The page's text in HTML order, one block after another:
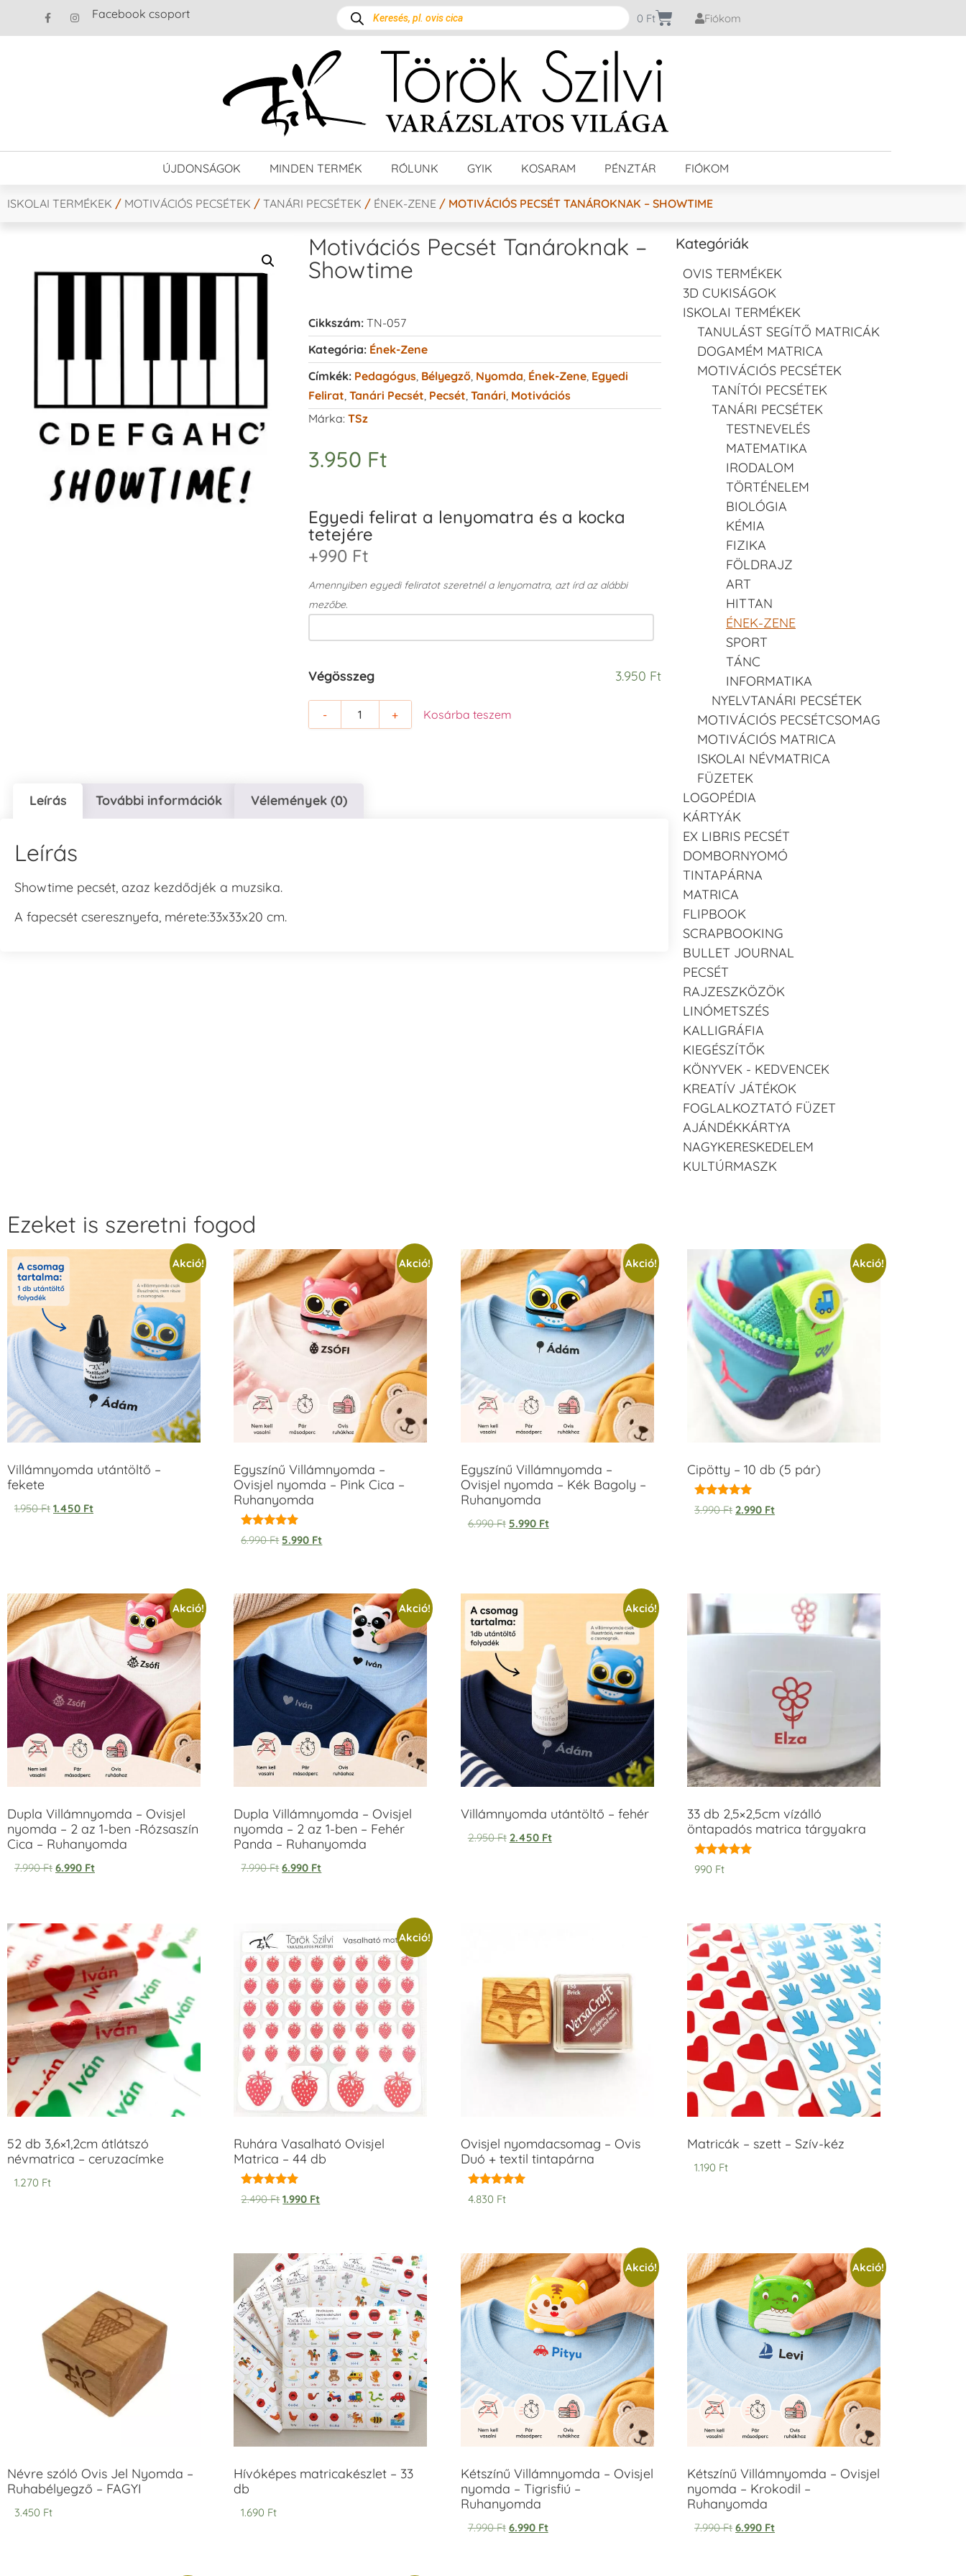
Facebook csoport 0 Ft Fiókom
ÚJDONSÁGOK MINDEN TERMÉK RÓLUNK GYIK KOSARAM PÉNZTÁR FIÓKOM
ISKOLAI TERMÉKEK / MOTIVÁCIÓS PECSÉTEK / TANÁRI PECSÉTEK / ÉNEK-ZENE / MOTIVÁCIÓS PECSÉT TANÁROKNAK – SHOWTIME
Motivációs Pecsét Tanároknak –
Showtime
Cikkszám: TN-057
Kategória: Ének-Zene
Címkék: Pedagógus, Bélyegző, Nyomda Ének-Zene, Egyedi
Felirat Tanári Pecsét Pecsét Tanári Motivációs
Márka: TSz
3.950 Ft
Egyedi felirat a lenyomatra és a kocka
tetejére
+990 Ft
Amennyiben egyedi feliratot szeretnél a lenyomatra, azt írd az alábbi
mezőbe.
Végösszeg 3.950 Ft
- + Kosárba teszem
Leírás További információk Vélemények (0)
Leírás
Showtime pecsét, azaz kezdődjék a muzsika.
A fapecsét cseresznyefa, mérete:33x33x20 cm.
Kategóriák
OVIS TERMÉKEK
3D CUKISÁGOK
ISKOLAI TERMÉKEK
TANULÁST SEGÍTŐ MATRICÁK
DOGAMÉM MATRICA
MOTIVÁCIÓS PECSÉTEK
TANÍTÓI PECSÉTEK
TANÁRI PECSÉTEK
TESTNEVELÉS
MATEMATIKA
IRODALOM
TÖRTÉNELEM
BIOLÓGIA
KÉMIA
FIZIKA
FÖLDRAJZ
ART
HITTAN
ÉNEK-ZENE
SPORT
TÁNC
INFORMATIKA
NYELVTANÁRI PECSÉTEK
MOTIVÁCIÓS PECSÉTCSOMAG
MOTIVÁCIÓS MATRICA
ISKOLAI NÉVMATRICA
FÜZETEK
LOGOPÉDIA
KÁRTYÁK
EX LIBRIS PECSÉT
DOMBORNYOMÓ
TINTAPÁRNA
MATRICA
FLIPBOOK
SCRAPBOOKING
BULLET JOURNAL
PECSÉT
RAJZESZKÖZÖK
LINÓMETSZÉS
KALLIGRÁFIA
KIEGÉSZÍTŐK
KÖNYVEK - KEDVENCEK
KREATÍV JÁTÉKOK
FOGLALKOZTATÓ FÜZET
AJÁNDÉKKÁRTYA
NAGYKERESKEDELEM
KULTÚRMASZK
Ezeket is szeretni fogod
Akció!
Villámnyomda utántöltő –
fekete
1.950Ft 1.450 Ft
Akció!
Egyszínű Villámnyomda –
Ovisjel nyomda – Pink Cica –
Ruhanyomda
Értékelés:
5.00
6.990Ft 5.990 Ft
Akció!
Egyszínű Villámnyomda –
Ovisjel nyomda – Kék Bagoly –
Ruhanyomda
6.990Ft 5.990 Ft
Akció!
Cipötty – 10 db (5 pár)
Értékelés:
5.00
3.990Ft 2.990 Ft
Akció!
Dupla Villámnyomda – Ovisjel
nyomda – 2 az 1-ben -Rózsaszín
Cica – Ruhanyomda
7.990Ft 6.990 Ft
Akció!
Dupla Villámnyomda – Ovisjel
nyomda – 2 az 1-ben – Fehér
Panda – Ruhanyomda
7.990Ft 6.990 Ft
Akció!
Villámnyomda utántöltő – fehér
2.950Ft 2.450 Ft
33 db 2,5×2,5cm vízálló
öntapadós matrica tárgyakra
Értékelés:
5.00
990 Ft
52 db 3,6×1,2cm átlátszó
névmatrica – ceruzacímke
1.270 Ft
Akció!
Ruhára Vasalható Ovisjel
Matrica – 44 db
Értékelés:
5.00
2.490Ft 1.990 Ft
Ovisjel nyomdacsomag – Ovis
Duó + textil tintapárna
Értékelés:
5.00
4.830 Ft
Matricák – szett – Szív-kéz
1.190 Ft
Névre szóló Ovis Jel Nyomda –
Ruhabélyegző – FAGYI
3.450 Ft
Hívóképes matricakészlet – 33
db
1.690 Ft
Akció!
Kétszínű Villámnyomda – Ovisjel
nyomda – Tigrisfiú –
Ruhanyomda
7.990Ft 6.990 Ft
Akció!
Kétszínű Villámnyomda – Ovisjel
nyomda – Krokodil –
Ruhanyomda
7.990Ft 6.990 Ft